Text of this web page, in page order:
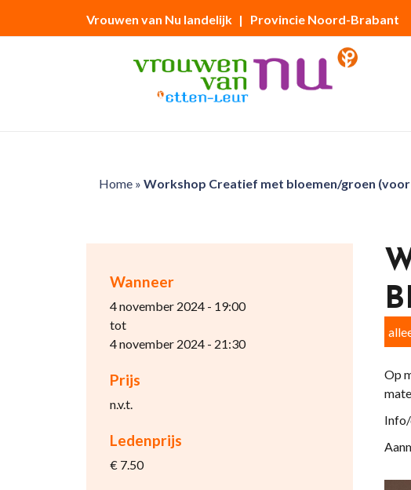
Vrouwen van Nu landelijk | Provincie Noord-Brabant
Home» Workshop Creatief met bloemen/groen (voor
Wanneer
4 november 2024 - 19:00
tot
4 november 2024 - 21:30
Prijs
n.v.t.
Ledenprijs
€ 7.50
Op